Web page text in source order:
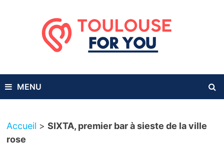
MENU
Accueil > SIXTA, premier bar à sieste de la ville
rose